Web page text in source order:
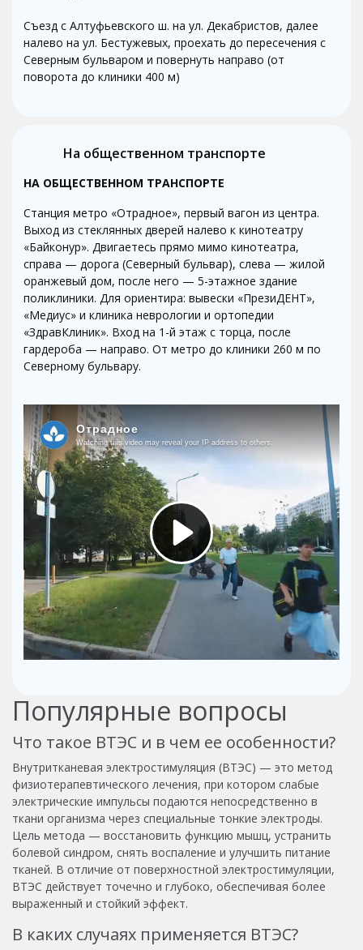
Съезд с Алтуфьевского ш. на ул. Декабристов, далее
налево на ул. Бестужевых, проехать до пересечения с
Северным бульваром и повернуть направо (от
поворота до клиники 400 м)
На общественном транспорте
НА ОБЩЕСТВЕННОМ ТРАНСПОРТЕ
Станция метро «Отрадное», первый вагон из центра.
Выход из стеклянных дверей налево к кинотеатру
«Байконур». Двигаетесь прямо мимо кинотеатра,
справа — дорога (Северный бульвар), слева — жилой
оранжевый дом, после него — 5-этажное здание
поликлиники. Для ориентира: вывески «ПрезиДЕНТ»,
«Медиус» и клиника неврологии и ортопедии
«ЗдравКлиник». Вход на 1-й этаж с торца, после
гардероба — направо. От метро до клиники 260 м по
Северному бульвару.
Популярные вопросы
Что такое ВТЭС и в чем ее особенности?
Внутритканевая электростимуляция (ВТЭС) — это метод
физиотерапевтического лечения, при котором слабые
электрические импульсы подаются непосредственно в
ткани организма через специальные тонкие электроды.
Цель метода — восстановить функцию мышц, устранить
болевой синдром, снять воспаление и улучшить питание
тканей. В отличие от поверхностной электростимуляции,
ВТЭС действует точечно и глубоко, обеспечивая более
выраженный и стойкий эффект.
В каких случаях применяется ВТЭС?